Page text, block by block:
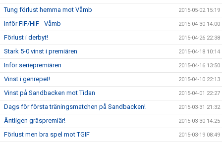
Tung förlust hemma mot Våmb 2015-05-02 15:19
Inför FIF/HIF - Våmb 2015-04-30 14:00
Förlust i derbyt! 2015-04-26 22:38
Stark 5-0 vinst i premiären 2015-04-18 10:14
Inför seriepremiären 2015-04-16 13:50
Vinst i genrepet! 2015-04-10 22:13
Vinst på Sandbacken mot Tidan 2015-04-01 22:27
Dags för första träningsmatchen på Sandbacken! 2015-03-31 21:32
Äntligen gräspremiär! 2015-03-30 14:25
Förlust men bra spel mot TGIF 2015-03-19 08:49